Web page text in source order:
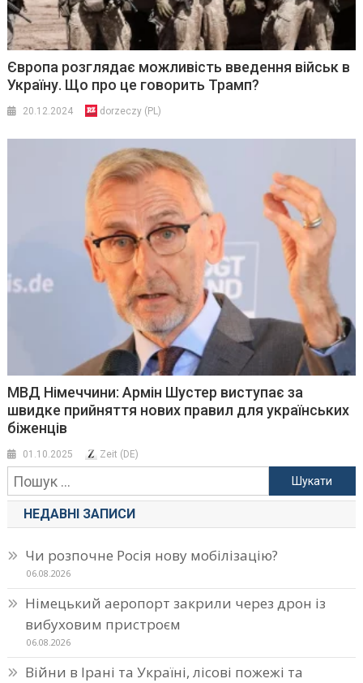
Європа розглядає можливість введення військ в
Україну. Що про це говорить Трамп?
20.12.2024 dorzeczy (PL)
МВД Німеччини: Армін Шустер виступає за
швидке прийняття нових правил для українських
біженців
01.10.2025 Zeit (DE)
Пошук:
НЕДАВНІ ЗАПИСИ
Чи розпочне Росія нову мобілізацію?
06.08.2026
Німецький аеропорт закрили через дрон із
вибуховим пристроєм
06.08.2026
Війни в Ірані та Україні, лісові пожежі та